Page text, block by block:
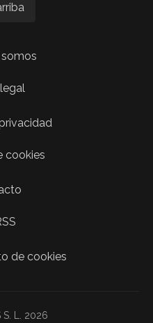
somos
cookies
de cookies
L. 2026